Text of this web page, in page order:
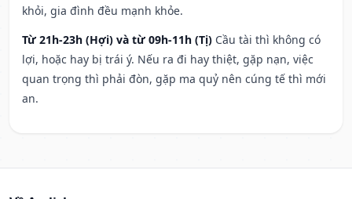
khỏi, gia đình đều mạnh khỏe.
Từ 21h-23h (Hợi) và từ 09h-11h (Tị) Cầu tài thì không có
lợi, hoặc hay bị trái ý. Nếu ra đi hay thiệt, gặp nạn, việc
quan trọng thì phải đòn, gặp ma quỷ nên cúng tế thì mới
an.